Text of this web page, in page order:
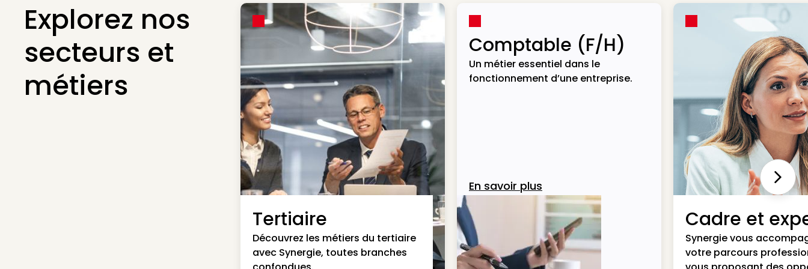
Explorez nos
secteurs et
métiers
Tertiaire
Découvrez les métiers du tertiaire
avec Synergie, toutes branches
Comptable (F/H)
Un métier essentiel dans le
fonctionnement d’une entreprise.
En savoir plus
Cadre et
Synergie vous
votre parcours
Next